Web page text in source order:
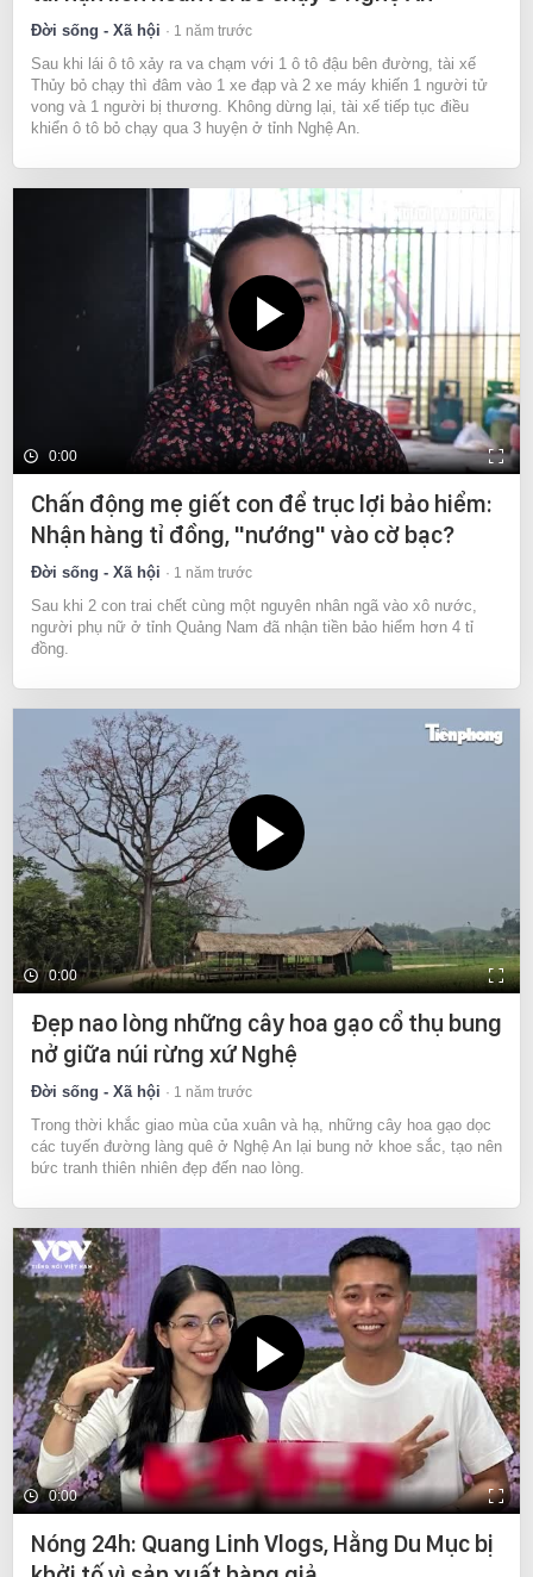
Đời sống - Xã hội 1 năm trước
Sau khi lái ô tô xảy ra va chạm với 1 ô tô đậu bên đường, tài xế
Thủy bỏ chạy thì đâm vào 1 xe đạp và 2 xe máy khiến 1 người tử
vong và 1 người bị thương. Không dừng lại, tài xế tiếp tục điều
khiển ô tô bỏ chạy qua 3 huyện ở tỉnh Nghệ An.
0:00
Chấn động mẹ giết con để trục lợi bảo hiểm:
Nhận hàng tỉ đồng, "nướng" vào cờ bạc?
Đời sống - Xã hội 1 năm trước
Sau khi 2 con trai chết cùng một nguyên nhân ngã vào xô nước,
người phụ nữ ở tỉnh Quảng Nam đã nhận tiền bảo hiểm hơn 4 tỉ
đồng.
0:00
Đẹp nao lòng những cây hoa gạo cổ thụ bung
nở giữa núi rừng xứ Nghệ
Đời sống - Xã hội 1 năm trước
Trong thời khắc giao mùa của xuân và hạ, những cây hoa gạo dọc
các tuyến đường làng quê ở Nghệ An lại bung nở khoe sắc, tạo nên
bức tranh thiên nhiên đẹp đến nao lòng.
0:00
Nóng 24h: Quang Linh Vlogs, Hằng Du Mục bị